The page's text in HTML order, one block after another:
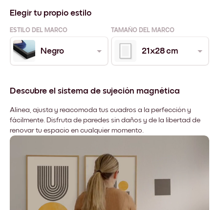
Elegir tu propio estilo
ESTILO DEL MARCO TAMAÑO DEL MARCO
Negro 21x28 cm
Descubre el sistema de sujeción magnética
Alinea, ajusta y reacomoda tus cuadros a la perfección y
fácilmente. Disfruta de paredes sin daños y de la libertad de
renovar tu espacio en cualquier momento.